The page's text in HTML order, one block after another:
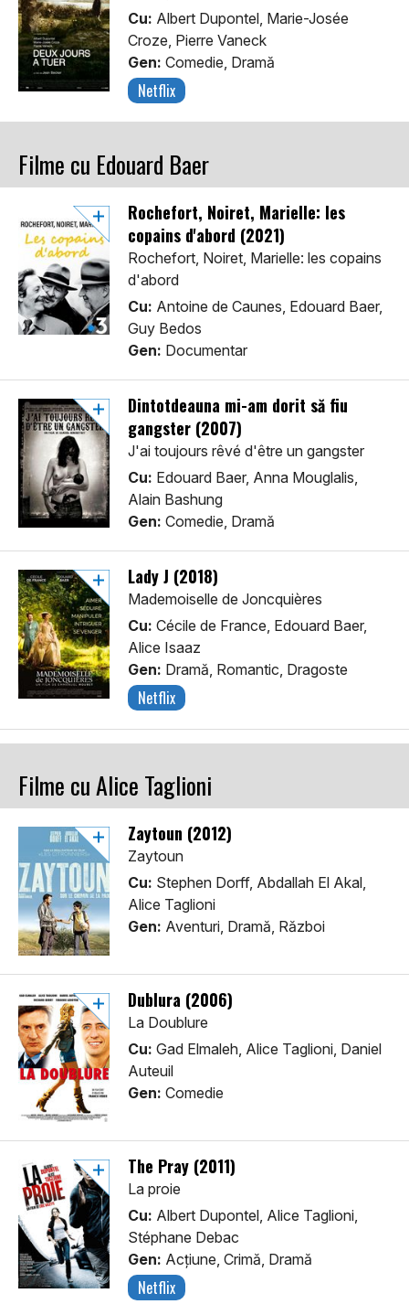
Cu: Albert Dupontel, Marie-Josée
Croze, Pierre Vaneck
Gen: Comedie, Dramă
Netflix
Filme cu Edouard Baer
Rochefort, Noiret, Marielle: les
copains d'abord (2021)
Rochefort, Noiret, Marielle: les copains
d'abord
Cu: Antoine de Caunes, Edouard Baer,
Guy Bedos
Gen: Documentar
Dintotdeauna mi-am dorit să fiu
gangster (2007)
J'ai toujours rêvé d'être un gangster
Cu: Edouard Baer, Anna Mouglalis,
Alain Bashung
Gen: Comedie, Dramă
Lady J (2018)
Mademoiselle de Joncquières
Cu: Cécile de France, Edouard Baer,
Alice Isaaz
Gen: Dramă, Romantic, Dragoste
Netflix
Filme cu Alice Taglioni
Zaytoun (2012)
Zaytoun
Cu: Stephen Dorff, Abdallah El Akal,
Alice Taglioni
Gen: Aventuri, Dramă, Război
Dublura (2006)
La Doublure
Cu: Gad Elmaleh, Alice Taglioni, Daniel
Auteuil
Gen: Comedie
The Pray (2011)
La proie
Cu: Albert Dupontel, Alice Taglioni,
Stéphane Debac
Gen: Acţiune, Crimă, Dramă
Netflix